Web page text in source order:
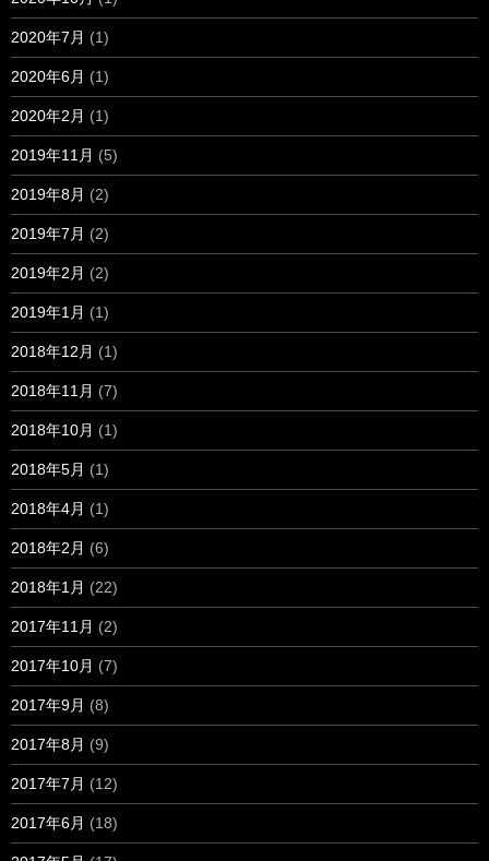
2020年7月 (1)
2020年6月 (1)
2020年2月 (1)
2019年11月 (5)
2019年8月 (2)
2019年7月 (2)
2019年2月 (2)
2019年1月 (1)
2018年12月 (1)
2018年11月 (7)
2018年10月 (1)
2018年5月 (1)
2018年4月 (1)
2018年2月 (6)
2018年1月 (22)
2017年11月 (2)
2017年10月 (7)
2017年9月 (8)
2017年8月 (9)
2017年7月 (12)
2017年6月 (18)